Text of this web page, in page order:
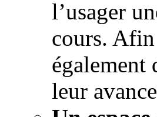
l’usager
cours.
également
leur